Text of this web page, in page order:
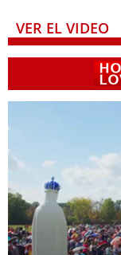
VER EL VIDEO